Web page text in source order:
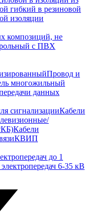
гибкий в резиновой
изоляции
композиций, не
с ПВХ
Провод и
многожильный
данных
сигнализацииКабели
Кабели
КВИП
до 1
6-35 кВ